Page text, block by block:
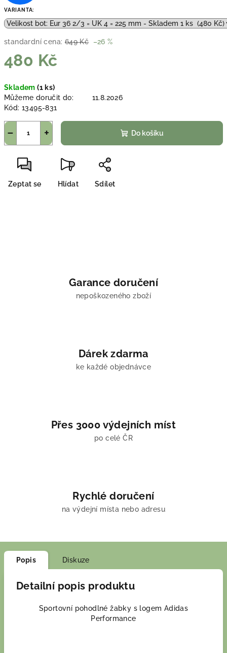
VARIANTA:
standardní cena: 649 Kč –26 %
480 Kč
cena:
Skladem(1 ks)
Můžeme doručit do:
11.8.2026
Kód: 13495-831
+
− Do košíku
Zeptat se Hlídat Sdílet
Garance doručení
nepoškozeného zboží
Dárek zdarma
ke každé objednávce
Přes 3000 výdejních míst
po celé ČR
Rychlé doručení
na výdejní místa nebo adresu
Popis Diskuze
Detailní popis produktu
Sportovní pohodlné žabky s logem Adidas
Performance